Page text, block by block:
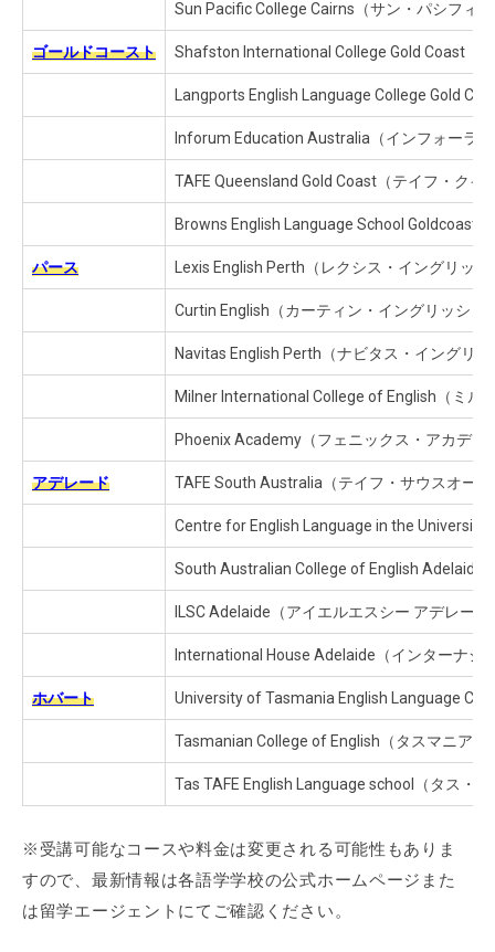
Sun Pacific College Cairns（サン・パシフィ
ゴールドコースト Shafston International College Gold Coast（
Langports English Language College Gold
Inforum Education Australia（インフォーラ
TAFE Queensland Gold Coast（テイフ・ク
Browns English Language School Goldcoast
パース Lexis English Perth（レクシス・イングリッ
Curtin English（カーティン・イングリッシュ
Navitas English Perth（ナビタス・イングリ
Milner International College of English（ミル
Phoenix Academy（フェニックス・アカデミ
アデレード TAFE South Australia（テイフ・サウスオー
Centre for English Language in the
South Australian College of English Adelaide
ILSC Adelaide（アイエルエスシー アデレード
International House Adelaide（インターナシ
ホバート University of Tasmania English Language
Tasmanian College of English（タスマニア
Tas TAFE English Language school（タス・
※受講可能なコースや料金は変更される可能性もありま
すので、最新情報は各語学学校の公式ホームページまた
は留学エージェントにてご確認ください。